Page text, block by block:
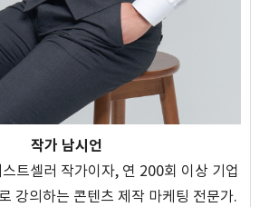
작가 남시언
트셀러 작가이자, 연 200회 이상 기업
강의하는 콘텐츠 제작 마케팅 전문가.